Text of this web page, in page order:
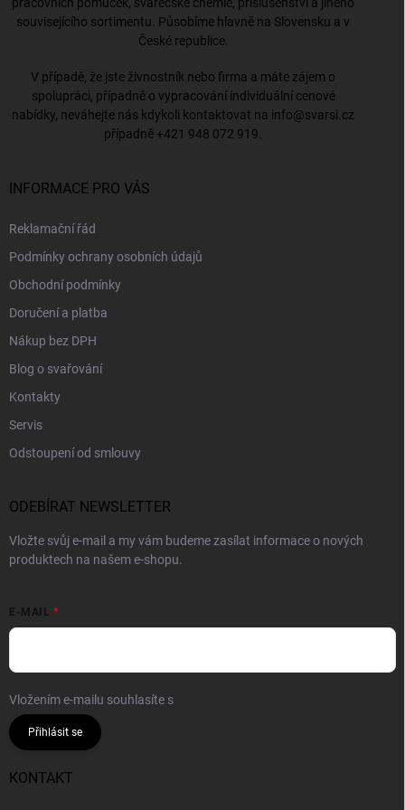
souvisejícího sortimentu. Působíme hlavně na Slovensku a v
České republice.
V případě, že jste živnostník nebo firma a máte zájem o
spolupráci, případně o vypracování individuální cenové
nabídky, neváhejte nás kdykoli kontaktovat na info@svarsi.cz
případně +421 948 072 919
INFORMACE PRO VÁS
Reklamační řád
Podmínky ochrany osobních údajů
Obchodní podmínky
Doručení a platba
Nákup bez DPH
Blog o svařování
Kontakty
Servis
Odstoupení od smlouvy
ODEBÍRAT NEWSLETTER
Vložte svůj e-mail a my vám budeme zasílat informace o nových
produktech na našem e-shopu.
E-MAIL
Vložením e-mailu souhlasíte s
Přihlásit se
KONTAKT